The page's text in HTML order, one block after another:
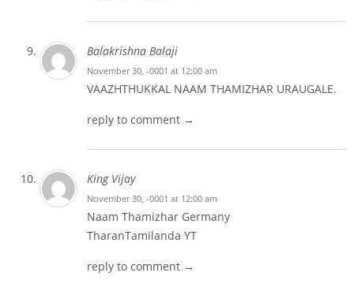
Balakrishna Balaji
November 30, -0001 at 12:00 am
VAAZHTHUKKAL NAAM THAMIZHAR URAUGALE.
reply to comment →
King Vijay
November 30, -0001 at 12:00 am
Naam Thamizhar Germany
TharanTamilanda YT
reply to comment →